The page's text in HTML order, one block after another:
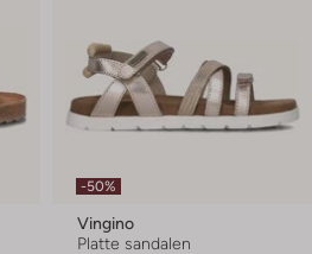
-50%
Vingino
Platte sandalen